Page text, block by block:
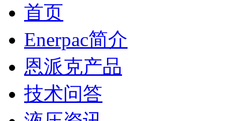
首页
Enerpac简介
恩派克产品
技术问答